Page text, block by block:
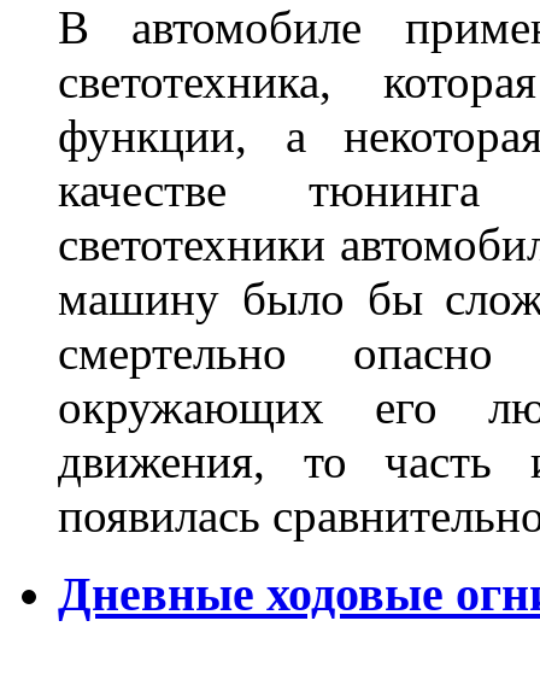
В автомобиле
светотехника,
функции, а
качестве
светотехники
машину было бы
смертельно
окружающих его
движения, то часть
появилась
Дневные ходовые